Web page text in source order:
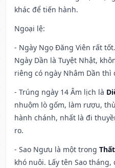
khác để tiến hành.
Ngoại lệ:
- Ngày Ngọ Đăng Viên rất
Ngày Dần là Tuyệt Nhật,
riêng có ngày Nhâm Dần thì
- Trúng ngày 14 Âm lịch là
nhuộm lò gốm, làm rượu,
hành chánh, nhất là đi
ro.
- Sao Ngưu là một trong
khó nuôi. Lấy tên Sao